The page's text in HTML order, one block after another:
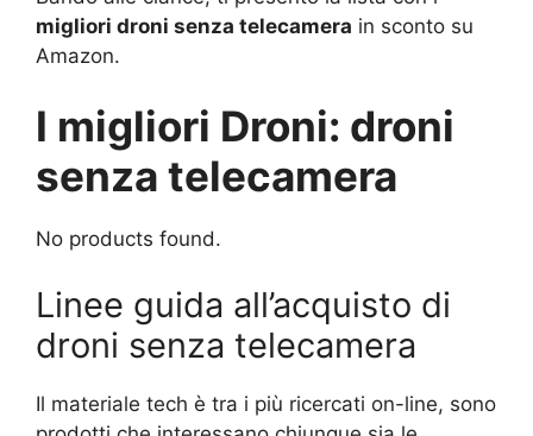
migliori droni senza telecamera in sconto su
Amazon.
I migliori Droni: droni
senza telecamera
No products found.
Linee guida all’acquisto di
droni senza telecamera
Il materiale tech è tra i più ricercati on-line, sono